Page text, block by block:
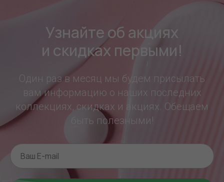
Узнайте об акциях
и скидках первыми!
Один раз в месяц мы будем присылать
вам информацию о наших последних
коллекциях, скидках и акциях. Обещаем
быть полезными!